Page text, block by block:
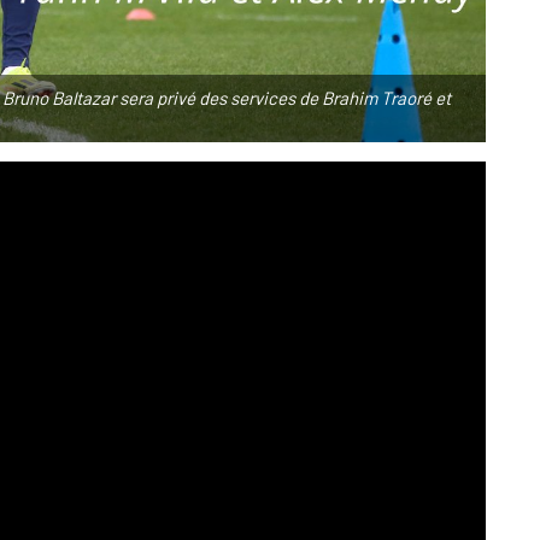
Baltazar sera privé des services de Brahim Traoré et